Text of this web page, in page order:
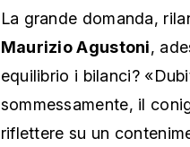
La grande domanda,
Maurizio Agustoni,
equilibrio i bilanci?
sommessamente, il
riflettere su un